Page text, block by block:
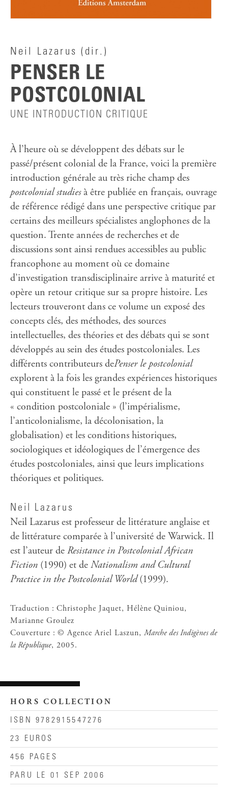
Neil Lazarus (dir.)
PENSER LE
POSTCOLONIAL
UNE INTRODUCTION CRITIQUE
À l’heure où se développent des débats sur le
passé/présent colonial de la France, voici la première
introduction générale au très riche champ des
postcolonial studiesà être publiée en français, ouvrage
de référence rédigé dans une perspective critique par
certains des meilleurs spécialistes anglophones de la
question. Trente années de recherches et de
discussions sont ainsi rendues accessibles au public
francophone au moment où ce domaine
d’investigation transdisciplinaire arrive à maturité et
opère un retour critique sur sa propre histoire. Les
lecteurs trouveront dans ce volume un exposé des
concepts clés, des méthodes, des sources
intellectuelles, des théories et des débats qui se sont
développés au sein des études postcoloniales. Les
différents contributeurs dePenser le postcolonial
explorent à la fois les grandes expériences historiques
qui constituent le passé et le présent de la
« condition postcoloniale » (l’impérialisme,
l’anticolonialisme, la décolonisation, la
globalisation) et les conditions historiques,
sociologiques et idéologiques de l’émergence des
études postcoloniales, ainsi que leurs implications
théoriques et politiques.
Neil Lazarus
Neil Lazarus est professeur de littérature anglaise et
de littérature comparée à l’université de Warwick. Il
est l’auteur de Resistance in Postcolonial African
Fiction (1990) et de Nationalism and Cultural
Practice in the Postcolonial World(1999).
Traduction : Christophe Jaquet, Hélène Quiniou,
Marianne Groulez
Couverture : © Agence Ariel Laszun, Marche des Indigènes de
la République, 2005.
HORS COLLECTION
ISBN 9782915547276
23 EUROS
456 PAGES
PARU LE 01 SEP 2006